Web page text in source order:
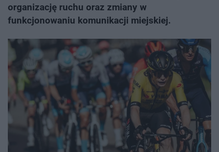
organizację ruchu oraz zmiany w
funkcjonowaniu komunikacji miejskiej.